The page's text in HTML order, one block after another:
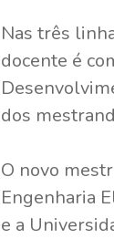
Nas três
docente é
dos
O novo
Engenharia
e a